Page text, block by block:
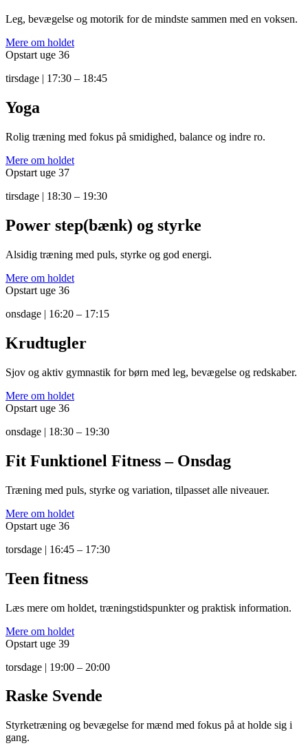
Leg, bevægelse og motorik for de mindste sammen med en voksen.
Mere om holdet
Opstart uge 36
tirsdage | 17:30 – 18:45
Yoga
Rolig træning med fokus på smidighed, balance og indre ro.
Mere om holdet
Opstart uge 37
tirsdage | 18:30 – 19:30
Power step(bænk) og styrke
Alsidig træning med puls, styrke og god energi.
Mere om holdet
Opstart uge 36
onsdage | 16:20 – 17:15
Krudtugler
Sjov og aktiv gymnastik for børn med leg, bevægelse og redskaber.
Mere om holdet
Opstart uge 36
onsdage | 18:30 – 19:30
Fit Funktionel Fitness – Onsdag
Træning med puls, styrke og variation, tilpasset alle niveauer.
Mere om holdet
Opstart uge 36
torsdage | 16:45 – 17:30
Teen fitness
Læs mere om holdet, træningstidspunkter og praktisk information.
Mere om holdet
Opstart uge 39
torsdage | 19:00 – 20:00
Raske Svende
Styrketræning og bevægelse for mænd med fokus på at holde sig i
gang.